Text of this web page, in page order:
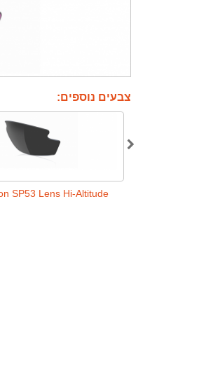
צבעים נוספים:
SP53 Lens Hi-Altitude